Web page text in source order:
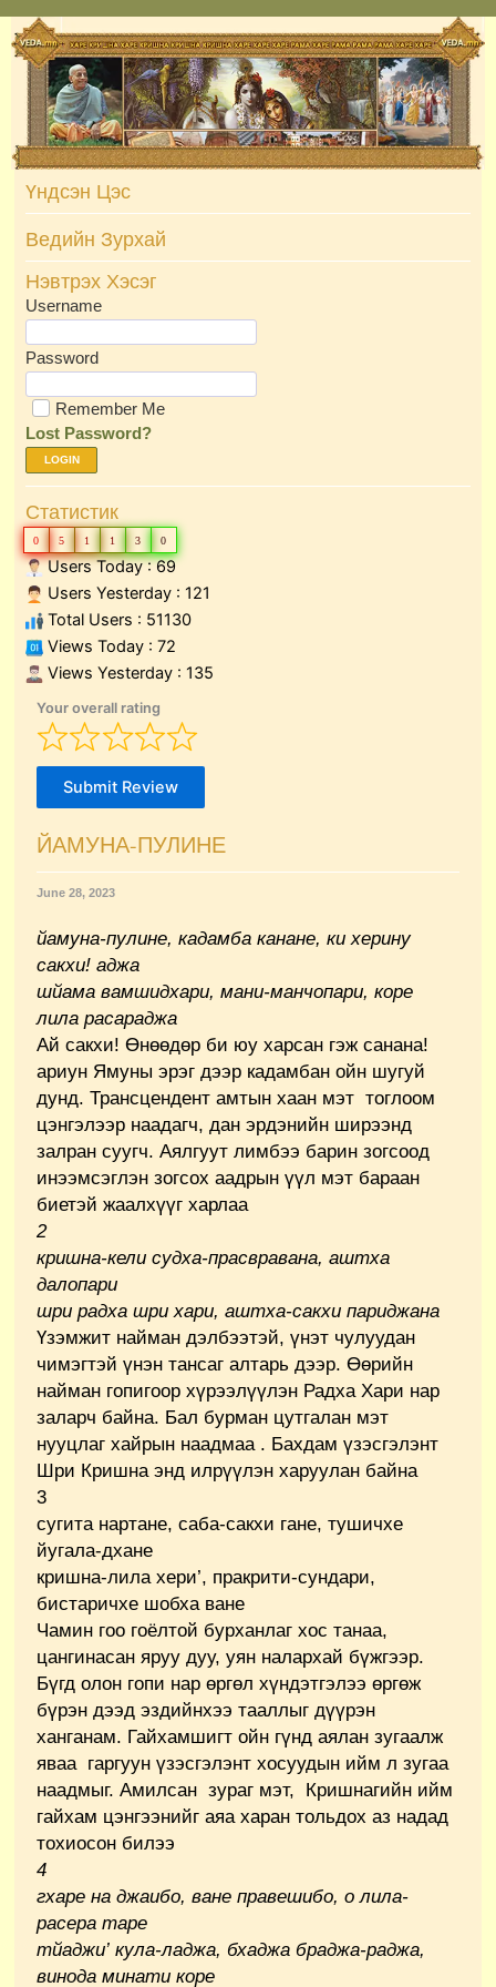
Skip
to
content
Үндсэн Цэс
Ведийн Зурхай
Нэвтрэх Хэсэг
Username
Password
Remember Me
Lost Password?
LOGIN
Статистик
0 5 1 1 3 0
Users Today : 69
Users Yesterday : 121
Total Users : 51130
Views Today : 72
Views Yesterday : 135
Your overall rating
Submit Review
ЙАМУНА-ПУЛИНЕ
June 28, 2023
йамуна-пулине, кадамба канане, ки херину
сакхи! аджа
шйама вамшидхари, мани-манчопари, коре
лила расараджа
Ай сакхи! Өнөөдөр би юу харсан гэж санана!
ариун Ямуны эрэг дээр кадамбан ойн шугуй
дунд. Трансцендент амтын хаан мэт тоглоом
цэнгэлээр наадагч, дан эрдэнийн ширээнд
залран суугч. Аялгуут лимбээ барин зогсоод
инээмсэглэн зогсох аадрын үүл мэт бараан
биетэй жаалхүүг харлаа
2
кришна-кели судха-прасвравана, аштха
далопари
шри радха шри хари, аштха-сакхи париджана
Үзэмжит найман дэлбээтэй, үнэт чулуудан
чимэгтэй үнэн тансаг алтарь дээр. Өөрийн
найман гопигоор хүрээлүүлэн Радха Хари нар
заларч байна. Бал бурман цутгалан мэт
нууцлаг хайрын наадмаа . Бахдам үзэсгэлэнт
Шри Кришна энд илрүүлэн харуулан байна
3
сугита нартане, саба-сакхи гане, тушичхе
йугала-дхане
кришна-лила хери’, пракрити-сундари,
бистаричхе шобха ване
Чамин гоо гоёлтой бурханлаг хос танаа,
цангинасан яруу дуу, уян налархай бүжгээр.
Бүгд олон гопи нар өргөл хүндэтгэлээ өргөж
бүрэн дээд эздийнхээ тааллыг дүүрэн
ханганам. Гайхамшигт ойн гүнд аялан зугаалж
яваа гаргуун үзэсгэлэнт хосуудын ийм л зугаа
наадмыг. Амилсан зураг мэт, Кришнагийн ийм
гайхам цэнгээнийг аяа харан тольдох аз надад
тохиосон билээ
4
гхаре на джаибо, ване правешибо, о лила-
расера таре
тйаджи’ кула-ладжа, бхаджа браджа-раджа,
винода минати коре